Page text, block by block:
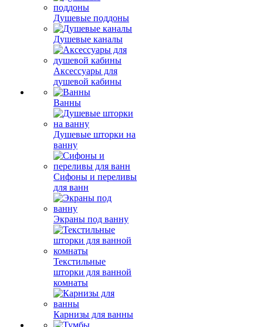
Душевые поддоны
Душевые каналы
Аксессуары для
душевой кабины
Ванны
Душевые шторки на
ванну
Сифоны и переливы
для ванн
Экраны под ванну
Текстильные
шторки для ванной
комнаты
Карнизы для ванны